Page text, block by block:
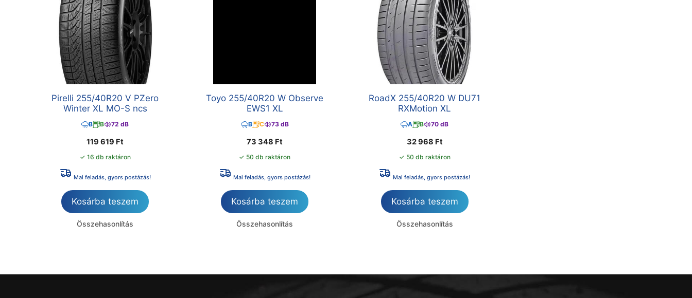
Pirelli 255/40R20 V PZero
Winter XL MO-S ncs
B B 72 dB
119 619 Ft
✓ 16 db raktáron
Mai feladás, gyors postázás!
Kosárba teszem
Összehasonlítás
Toyo 255/40R20 W Observe
EWS1 XL
B C 73 dB
73 348 Ft
✓ 50 db raktáron
Mai feladás, gyors postázás!
Kosárba teszem
Összehasonlítás
RoadX 255/40R20 W DU71
RXMotion XL
A B 70 dB
32 968 Ft
✓ 50 db raktáron
Mai feladás, gyors postázás!
Kosárba teszem
Összehasonlítás